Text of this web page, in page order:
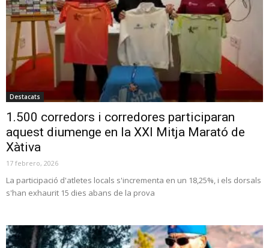
Destacats
1.500 corredors i corredores participaran
aquest diumenge en la XXI Mitja Marató de
Xàtiva
17 febrero, 2026
La participació d'atletes locals s'incrementa en un 18,25%, i els dorsals
s'han exhaurit 15 dies abans de la prova